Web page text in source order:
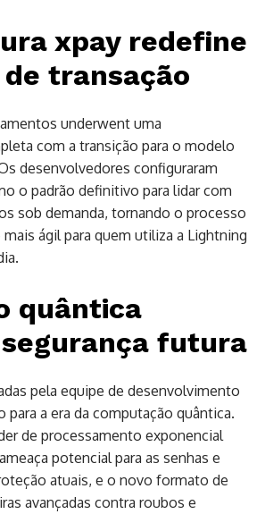
xpay redefine
transação
underwent uma
com a transição para o modelo
desenvolvedores configuraram
o padrão definitivo para lidar com
sob demanda, tornando o processo
ágil para quem utiliza a Lightning
quântica
futura
pela equipe de desenvolvimento
para a era da computação quântica.
de processamento exponencial
potencial para as senhas e
atuais, e o novo formato de
avançadas contra roubos e